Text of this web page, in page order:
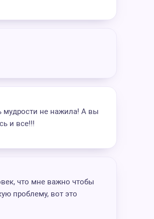
мудрости не нажила! А вы
и все!!!
что мне важно чтобы
проблему, вот это